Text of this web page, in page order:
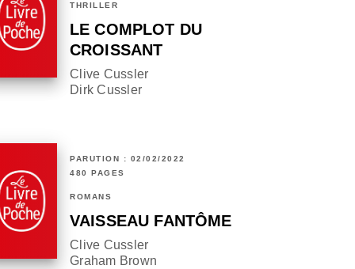
THRILLER
LE COMPLOT DU
CROISSANT
Clive Cussler
Dirk Cussler
PARUTION : 02/02/2022
480 PAGES
ROMANS
VAISSEAU FANTÔME
Clive Cussler
Graham Brown